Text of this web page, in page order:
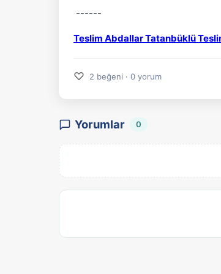
------
Teslim Abdallar Tatanbüklü
♡ 2 beğeni · 0 yorum
Yorumlar 0